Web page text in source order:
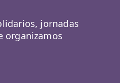
jornadas
organizamos